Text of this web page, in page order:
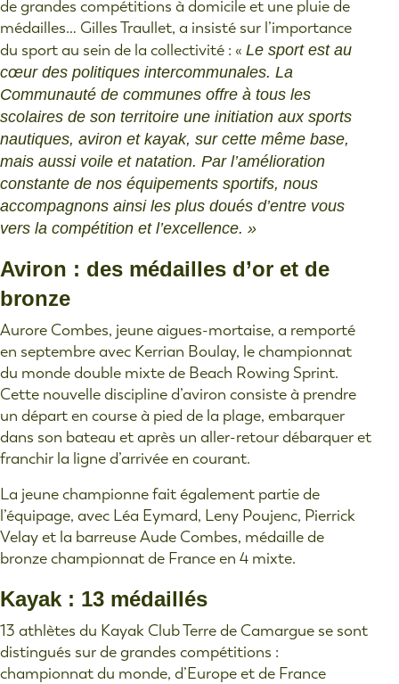
de grandes compétitions à domicile et une pluie de
médailles… Gilles Traullet, a insisté sur l’importance
du sport au sein de la collectivité : « Le sport est au
cœur des politiques intercommunales. La
Communauté de communes offre à tous les
scolaires de son territoire une initiation aux sports
nautiques, aviron et kayak, sur cette même base,
mais aussi voile et natation. Par l’amélioration
constante de nos équipements sportifs, nous
accompagnons ainsi les plus doués d’entre vous
vers la compétition et l’excellence. »
Aviron : des médailles d’or et de
bronze
Aurore Combes, jeune aigues-mortaise, a remporté
en septembre avec Kerrian Boulay, le championnat
du monde double mixte de Beach Rowing Sprint.
Cette nouvelle discipline d’aviron consiste à prendre
un départ en course à pied de la plage, embarquer
dans son bateau et après un aller-retour débarquer et
franchir la ligne d’arrivée en courant.
La jeune championne fait également partie de
l’équipage, avec Léa Eymard, Leny Poujenc, Pierrick
Velay et la barreuse Aude Combes, médaille de
bronze championnat de France en 4 mixte.
Kayak : 13 médaillés
13 athlètes du Kayak Club Terre de Camargue se sont
distingués sur de grandes compétitions :
championnat du monde, d’Europe et de France